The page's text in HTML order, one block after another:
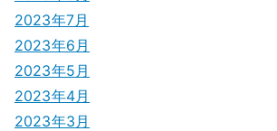
2023年7月
2023年6月
2023年5月
2023年4月
2023年3月